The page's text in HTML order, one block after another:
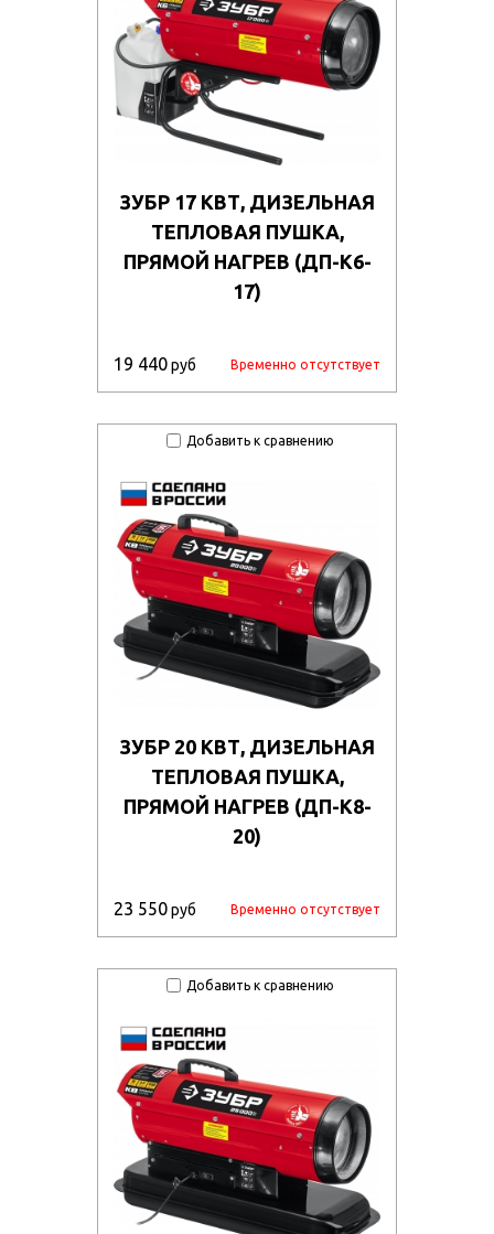
ЗУБР 17 КВТ, ДИЗЕЛЬНАЯ
ТЕПЛОВАЯ ПУШКА,
ПРЯМОЙ НАГРЕВ (ДП-К6-
17)
19 440руб Временно отсутствует
Добавить к сравнению
ЗУБР 20 КВТ, ДИЗЕЛЬНАЯ
ТЕПЛОВАЯ ПУШКА,
ПРЯМОЙ НАГРЕВ (ДП-К8-
20)
23 550руб Временно отсутствует
Добавить к сравнению